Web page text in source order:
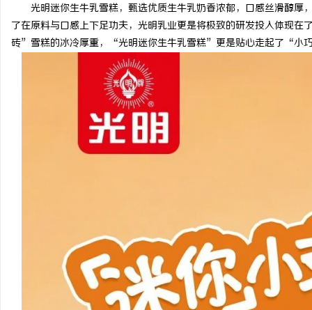
光明迷你生牛乳雪糕，甄选优质生牛乳奶香浓郁，口感丝滑醇
了在原料与口感上下足功夫，光明乳业更是将极致的研发投入体现
砖”雪糕的冰冷厚重，“光明迷你生牛乳雪糕”更是贴心走起了“小